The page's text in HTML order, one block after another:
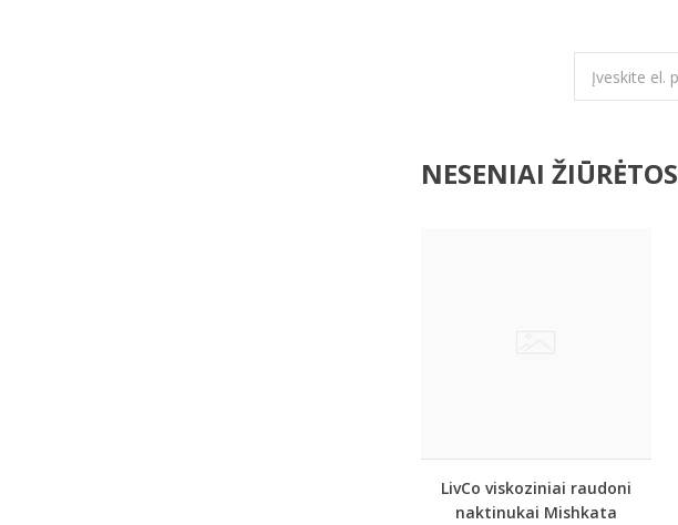
NESENIAI ŽIŪRĖTOS
LivCo viskoziniai raudoni
naktinukai Mishkata